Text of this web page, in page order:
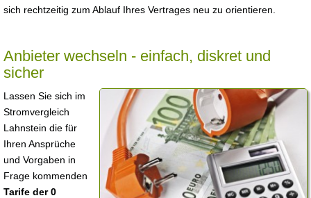
sich rechtzeitig zum Ablauf Ihres Vertrages neu zu orientieren.
Anbieter wechseln - einfach, diskret und
sicher
Lassen Sie sich im
Stromvergleich
Lahnstein die für
Ihren Ansprüche
und Vorgaben in
Frage kommenden
Tarife der 0